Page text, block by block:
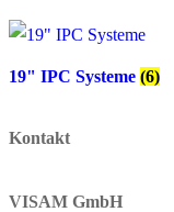
19" IPC Systeme (6)
Kontakt
VISAM GmbH